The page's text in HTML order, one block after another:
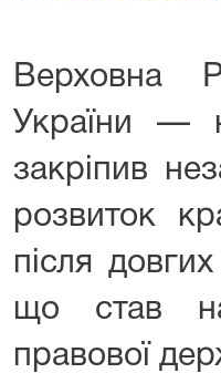
Верховна
України —
закріпив
розвиток
після
що став
правової